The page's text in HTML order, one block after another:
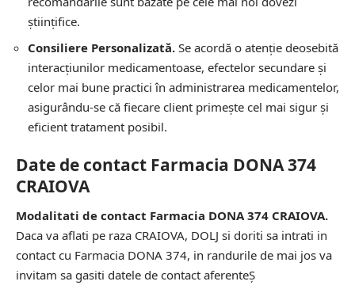
științifice.
Consiliere Personalizată. Se acordă o atenție deosebită
interacțiunilor medicamentoase, efectelor secundare și
celor mai bune practici în administrarea medicamentelor,
asigurându-se că fiecare client primește cel mai sigur și
eficient tratament posibil.
Date de contact Farmacia DONA 374
CRAIOVA
Modalitati de contact Farmacia DONA 374 CRAIOVA.
Daca va aflati pe raza CRAIOVA, DOLJ si doriti sa intrati in
contact cu Farmacia DONA 374, in randurile de mai jos va
invitam sa gasiti datele de contact aferenteȘ